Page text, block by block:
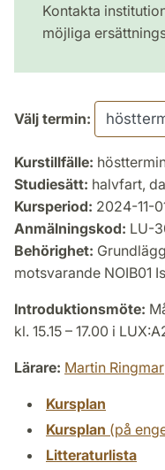
Kontakta
möjliga
Välj termin:
Kurstillfälle:
Studiesätt: halvfart,
Kursperiod: 2024-11-
Anmälningskod: LU-
Behörighet:
motsvarande NOIB01
Introduktionsmöte:
kl. 15.15 – 17.00 i
Lärare: Martin Ringmar
Kursplan
Kursplan (på
Litteraturlista